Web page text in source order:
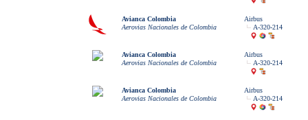
Avianca Colombia
Aerovias Nacionales de Colombia
Airbus
A-320-214
Avianca Colombia
Aerovias Nacionales de Colombia
Airbus
A-320-214
Avianca Colombia
Aerovias Nacionales de Colombia
Airbus
A-320-214